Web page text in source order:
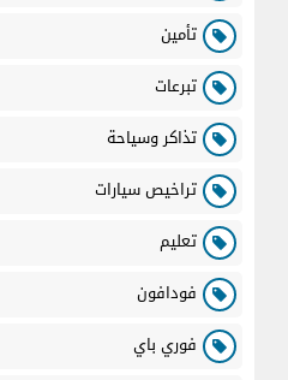
تأمين
تبرعات
تذاكر وسياحة
تراخيص سيارات
تعليم
فودافون
فوري باي